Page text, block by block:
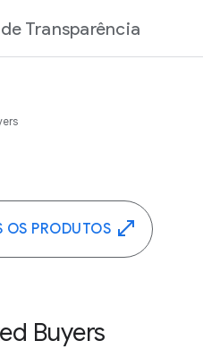
Transparência
OS PRODUTOS
Buyers